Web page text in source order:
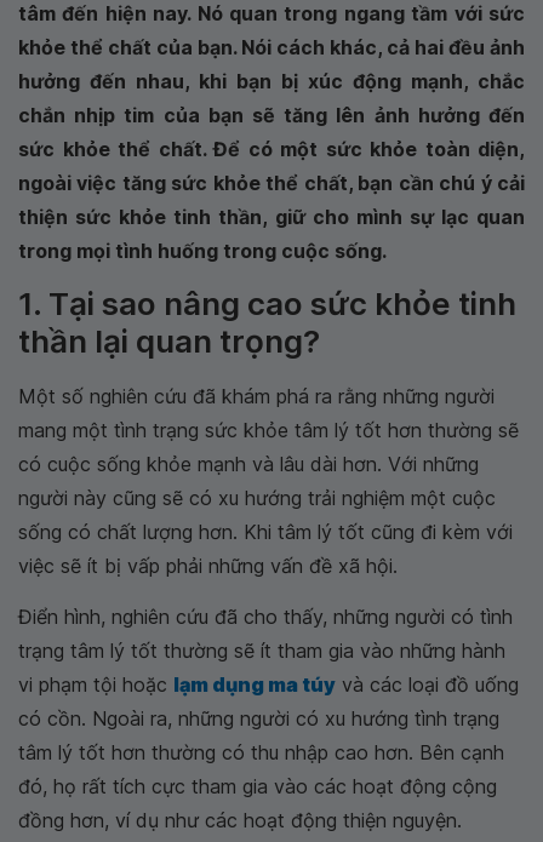
tâm đến hiện nay. Nó quan trong ngang tầm với sức
khỏe thể chất của bạn. Nói cách khác, cả hai đều ảnh
hưởng đến nhau, khi bạn bị xúc động mạnh, chắc
chắn nhịp tim của bạn sẽ tăng lên ảnh hưởng đến
sức khỏe thể chất. Để có một sức khỏe toàn diện,
ngoài việc tăng sức khỏe thể chất, bạn cần chú ý cải
thiện sức khỏe tinh thần, giữ cho mình sự lạc quan
trong mọi tình huống trong cuộc sống.
1. Tại sao nâng cao sức khỏe tinh
thần lại quan trọng?
Một số nghiên cứu đã khám phá ra rằng những người
mang một tình trạng sức khỏe tâm lý tốt hơn thường sẽ
có cuộc sống khỏe mạnh và lâu dài hơn. Với những
người này cũng sẽ có xu hướng trải nghiệm một cuộc
sống có chất lượng hơn. Khi tâm lý tốt cũng đi kèm với
việc sẽ ít bị vấp phải những vấn đề xã hội.
Điển hình, nghiên cứu đã cho thấy, những người có tình
trạng tâm lý tốt thường sẽ ít tham gia vào những hành
vi phạm tội hoặc lạm dụng ma túy và các loại đồ uống
có cồn. Ngoài ra, những người có xu hướng tình trạng
tâm lý tốt hơn thường có thu nhập cao hơn. Bên cạnh
đó, họ rất tích cực tham gia vào các hoạt động cộng
đồng hơn, ví dụ như các hoạt động thiện nguyện.